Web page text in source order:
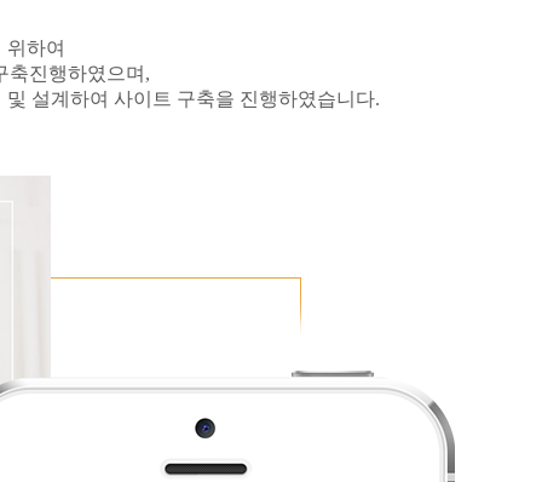
하여
축진행하였으며 ,
및 설계하여 사이트 구축을 진행하였습니다.